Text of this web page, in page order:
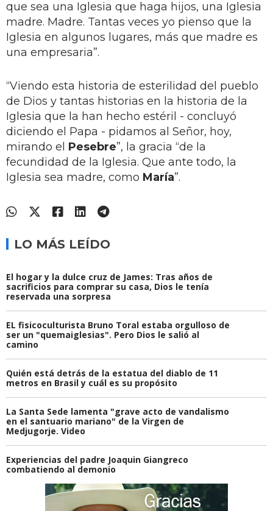
que sea una Iglesia que haga hijos, una Iglesia
madre. Madre. Tantas veces yo pienso que la
Iglesia en algunos lugares, más que madre es
una empresaria”.
“Viendo esta historia de esterilidad del pueblo
de Dios y tantas historias en la historia de la
Iglesia que la han hecho estéril - concluyó
diciendo el Papa - pidamos al Señor, hoy,
mirando el Pesebre”, la gracia “de la
fecundidad de la Iglesia. Que ante todo, la
Iglesia sea madre, como María”.
LO MÁS LEÍDO
El hogar y la dulce cruz de James: Tras años de
sacrificios para comprar su casa, Dios le tenía
reservada una sorpresa
EL fisicoculturista Bruno Toral estaba orgulloso de
ser un "quemaiglesias". Pero Dios le salió al
camino
Quién está detrás de la estatua del diablo de 11
metros en Brasil y cuál es su propósito
La Santa Sede lamenta "grave acto de vandalismo
en el santuario mariano" de la Virgen de
Medjugorje. Video
Experiencias del padre Joaquin Giangreco
combatiendo al demonio